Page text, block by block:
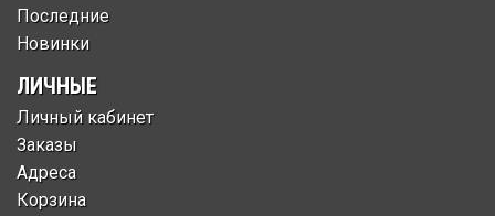
Последние
Новинки
ЛИЧНЫЕ
Личный кабинет
Заказы
Адреса
Корзина